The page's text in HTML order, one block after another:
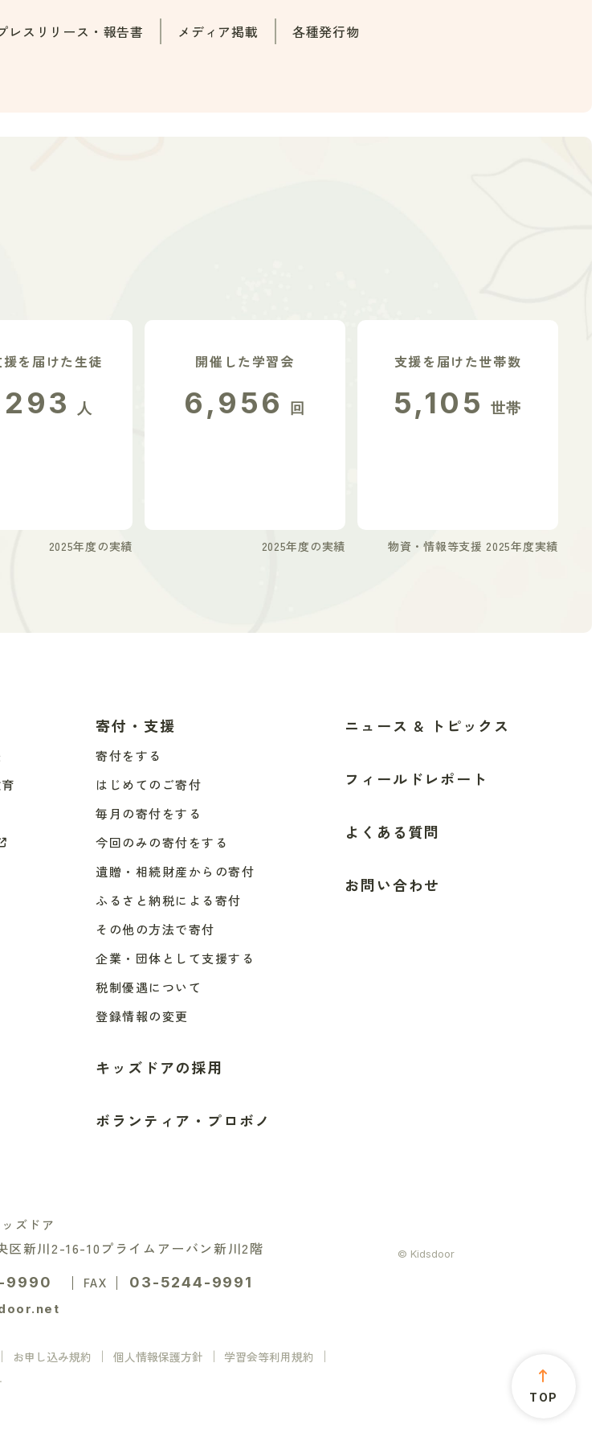
レスリリース・報告書 メディア掲載 各種発行物
を届けた生徒
人
2025年度の実績
開催した学習会
6,956 回
2025年度の実績
支援を届けた世帯数
5,105 世帯
物資・情報等支援 2025年度実績
寄付・支援
寄付をする
はじめてのご寄付
毎月の寄付をする
今回のみの寄付をする
遺贈・相続財産からの寄付
ふるさと納税による寄付
その他の方法で寄付
企業・団体として支援する
税制優遇について
登録情報の変更
キッズドアの採用
ボランティア・プロボノ
ニュース & トピックス
フィールドレポート
よくある質問
お問い合わせ
ズドア
区新川2-16-10 プライムアーバン新川2階
9990 FAX 03-5244-9991
お申し込み規約 個人情報保護方針
学習会等利用規約
© Kidsdoor
TOP